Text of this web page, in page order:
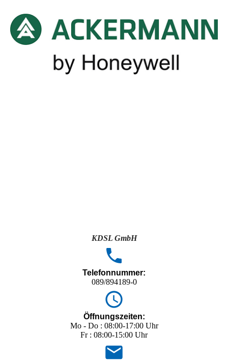
KDSL GmbH
Telefonnummer:
089/894189-0
Öffnungszeiten:
Mo - Do : 08:00-17:00 Uhr
Fr : 08:00-15:00 Uhr